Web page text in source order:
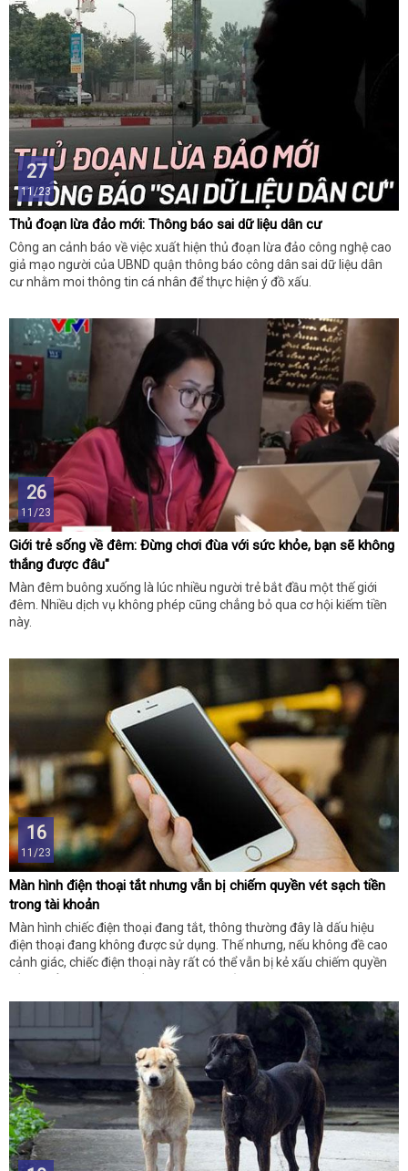
27
11/23
Thủ đoạn lừa đảo mới: Thông báo sai dữ liệu dân cư
Công an cảnh báo về việc xuất hiện thủ đoạn lừa đảo công nghệ cao
giả mạo người của UBND quận thông báo công dân sai dữ liệu dân
cư nhằm moi thông tin cá nhân để thực hiện ý đồ xấu.
26
11/23
Giới trẻ sống về đêm: Đừng chơi đùa với sức khỏe, bạn sẽ không
thắng được đâu"
Màn đêm buông xuống là lúc nhiều người trẻ bắt đầu một thế giới
đêm. Nhiều dịch vụ không phép cũng chẳng bỏ qua cơ hội kiếm tiền
này.
16
11/23
Màn hình điện thoại tắt nhưng vẫn bị chiếm quyền vét sạch tiền
trong tài khoản
Màn hình chiếc điện thoại đang tắt, thông thường đây là dấu hiệu
điện thoại đang không được sử dụng. Thế nhưng, nếu không đề cao
cảnh giác, chiếc điện thoại này rất có thể vẫn bị kẻ xấu chiếm quyền